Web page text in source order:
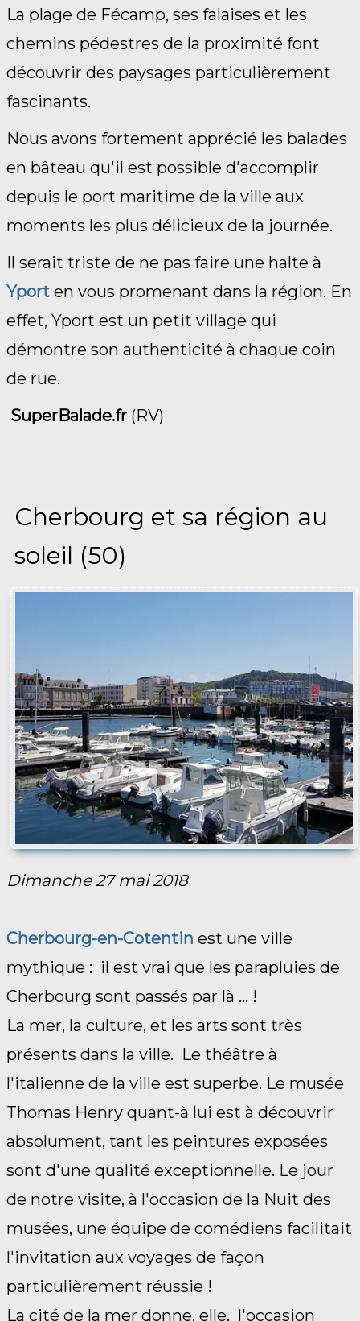
La plage de Fécamp, ses falaises et les
chemins pédestres de la proximité font
découvrir des paysages particulièrement
fascinants.
Nous avons fortement apprécié les balades
en bâteau qu'il est possible d'accomplir
depuis le port maritime de la ville aux
moments les plus délicieux de la journée.
Il serait triste de ne pas faire une halte à
Yport en vous promenant dans la région. En
effet, Yport est un petit village qui
démontre son authenticité à chaque coin
de rue.
SuperBalade.fr (RV)
Cherbourg et sa région au
soleil (50)
Dimanche 27 mai 2018
Cherbourg-en-Cotentin est une ville
mythique : il est vrai que les parapluies de
Cherbourg sont passés par là ... !
La mer, la culture, et les arts sont très
présents dans la ville. Le théâtre à
l'italienne de la ville est superbe. Le musée
Thomas Henry quant-à lui est à découvrir
absolument, tant les peintures exposées
sont d'une qualité exceptionnelle. Le jour
de notre visite, à l'occasion de la Nuit des
musées, une équipe de comédiens facilitait
l'invitation aux voyages de façon
particulièrement réussie !
La cité de la mer donne, elle, l'occasion